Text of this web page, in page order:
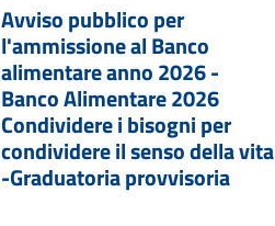
Avviso pubblico per
l'ammissione al Banco
alimentare anno 2026 -
Banco Alimentare 2026
Condividere i bisogni per
condividere il senso della vita
-Graduatoria provvisoria